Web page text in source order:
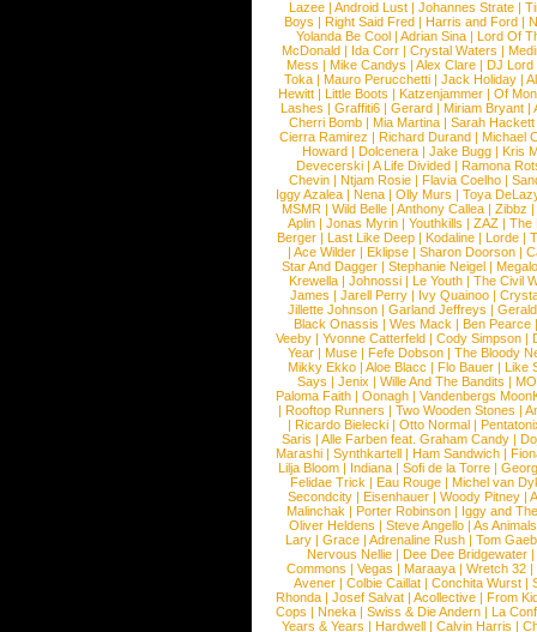
Lazee | Android Lust | Johannes Strate |
Boys | Right Said Fred | Harris and Ford |
Yolanda Be Cool |Adrian Sina |Lord Of
McDonald | Ida Corr |Crystal Waters |
Mess | Mike Candys | Alex Clare | DJ Lord
Toka | Mauro Perucchetti | Jack Holiday |
Hewitt |Little Boots |Katzenjammer |Of
Lashes |Graffiti6 |Gerard |Miriam Bryant |
Cherri Bomb | Mia Martina | Sarah Hackett
Cierra Ramirez | Richard Durand | Michael
Howard |Dolcenera |Jake Bugg |Kris
Devecerski |A Life Divided |Ramona
Chevin |Ntjam Rosie |Flavia Coelho |
Iggy Azalea | Nena | Olly Murs | Toya
MSMR |Wild Belle |Anthony Callea |Zibbz
Aplin | Jonas Myrin | Youthkills | ZAZ | The
Berger |Last Like Deep |Kodaline |Lorde |
|Ace Wilder |Eklipse |Sharon Doorson |
Star And Dagger | Stephanie Neigel |
Krewella | Johnossi | Le Youth | The Civil
James | Jarell Perry | Ivy Quainoo |
Jillette Johnson | Garland Jeffreys |
Black Onassis | Wes Mack | Ben Pearce
Veeby | Yvonne Catterfeld | Cody Simpson |
Year |Muse |Fefe Dobson |The Bloody
Mikky Ekko | Aloe Blacc | Flo Bauer | Like
Says | Jenix | Wille And The Bandits | MO
Paloma Faith |Oonagh |Vandenbergs
|Rooftop Runners |Two Wooden Stones |
| Ricardo Bielecki | Otto Normal |
Saris | Alle Farben feat. Graham Candy |
Marashi | Synthkartell | Ham Sandwich |
Lilja Bloom | Indiana | Sofi de la Torre |
Felidae Trick | Eau Rouge | Michel van
Secondcity |Eisenhauer |Woody Pitney |
Malinchak |Porter Robinson | Iggy and
Oliver Heldens |Steve Angello |As Animals
Lary | Grace | Adrenaline Rush | Tom
Nervous Nellie | Dee Dee Bridgewater |
Commons |Vegas |Maraaya |Wretch 32 |
Avener | Colbie Caillat | Conchita Wurst |
Rhonda | Josef Salvat | Acollective | From
Cops | Nneka | Swiss & Die Andern | La
Years & Years |Hardwell |Calvin Harris |